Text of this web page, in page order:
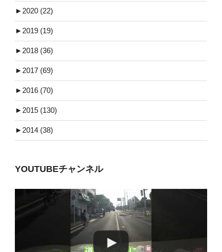
► 2020 (22)
► 2019 (19)
► 2018 (36)
► 2017 (69)
► 2016 (70)
► 2015 (130)
► 2014 (38)
YOUTUBEチャンネル